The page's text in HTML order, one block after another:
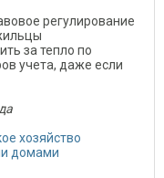
регулирование
за тепло по
учета, даже если
хозяйство
домами